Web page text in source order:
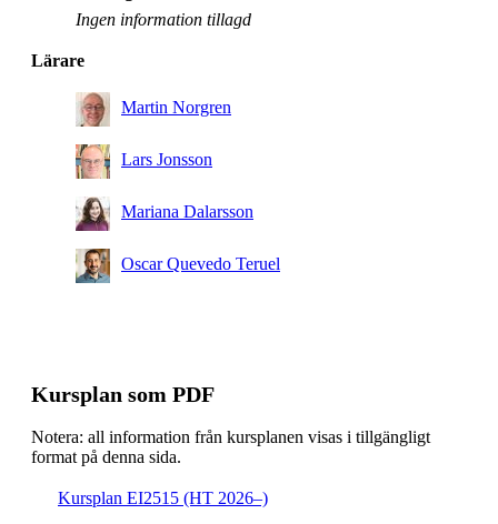
Ingen information tillagd
Lärare
Martin Norgren
Lars Jonsson
Mariana Dalarsson
Oscar Quevedo Teruel
Kursplan som PDF
Notera: all information från kursplanen visas i tillgängligt
format på denna sida.
Kursplan EI2515 (HT 2026–)